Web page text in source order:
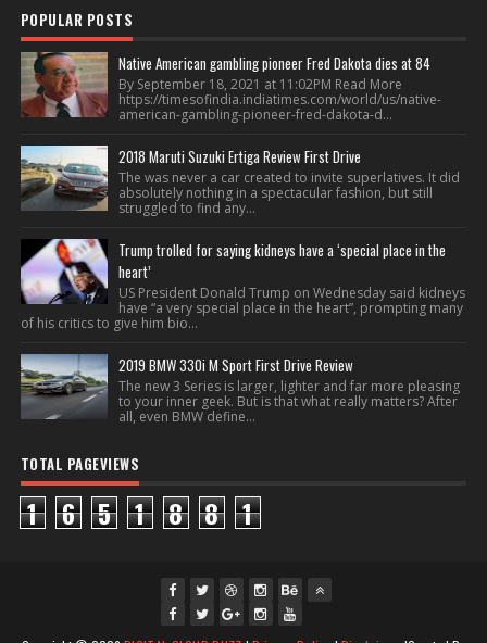
POPULAR POSTS
Native American gambling pioneer Fred Dakota dies at 84
By September 18, 2021 at 11:02PM Read More
https://timesofindia.indiatimes.com/world/us/native-
american-gambling-pioneer-fred-dakota-d...
2018 Maruti Suzuki Ertiga Review First Drive
The was never a car created to invite superlatives. It did
absolutely nothing in a spectacular fashion, but still
struggled to find any...
Trump trolled for saying kidneys have a ‘special place in the
heart’
US President Donald Trump on Wednesday said kidneys
have “a very special place in the heart”, prompting many
of his critics to give him bio...
2019 BMW 330i M Sport First Drive Review
The new 3 Series is larger, lighter and far more pleasing
to your inner geek. But is that what really matters? After
all, even BMW define...
TOTAL PAGEVIEWS
1 6 5 1 8 8 1
fac twi gpl ins you